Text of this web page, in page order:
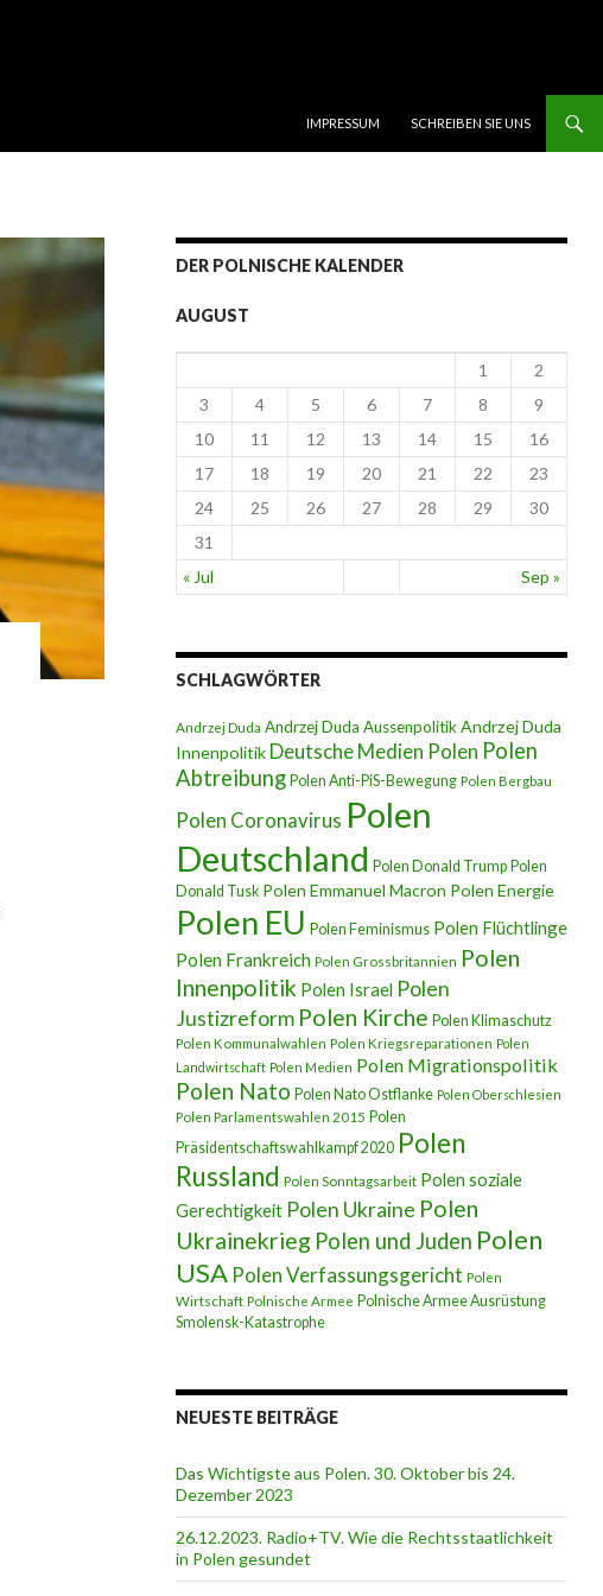
IMPRESSUM
SCHREIBEN SIE UNS
DER POLNISCHE KALENDER
AUGUST
« Jul Sep »
1
2
3
4 5 6 7 8
9
10
11 12 13 14 15
16
17
18 19 20 21 22
23
24
25 26 27 28 29
30
31
SCHLAGWÖRTER
Andrzej Duda Andrzej Duda Aussenpolitik Andrzej Duda
Innenpolitik Deutsche Medien Polen Polen
Abtreibung Polen Anti-PiS-Bewegung Polen Bergbau
Polen Coronavirus Polen
Deutschland Polen Donald Trump Polen
Donald Tusk Polen Emmanuel Macron Polen Energie
Polen EU Polen Feminismus Polen Flüchtlinge
Polen Frankreich Polen Grossbritannien Polen
Innenpolitik Polen Israel Polen
Justizreform Polen Kirche Polen Klimaschutz
Polen Kommunalwahlen Polen Kriegsreparationen Polen
Landwirtschaft Polen Medien Polen Migrationspolitik
Polen Nato Polen Nato Ostflanke Polen Oberschlesien
Polen Parlamentswahlen 2015 Polen
Präsidentschaftswahlkampf 2020 Polen
Russland Polen Sonntagsarbeit Polen soziale
Gerechtigkeit Polen Ukraine Polen
Ukrainekrieg Polen und Juden Polen
USA Polen Verfassungsgericht Polen
Wirtschaft Polnische Armee Polnische Armee Ausrüstung
Smolensk-Katastrophe
NEUESTE BEITRÄGE
Das Wichtigste aus Polen. 30. Oktober bis 24.
Dezember 2023
26.12.2023. Radio+TV. Wie die Rechtsstaatlichkeit
in Polen gesundet